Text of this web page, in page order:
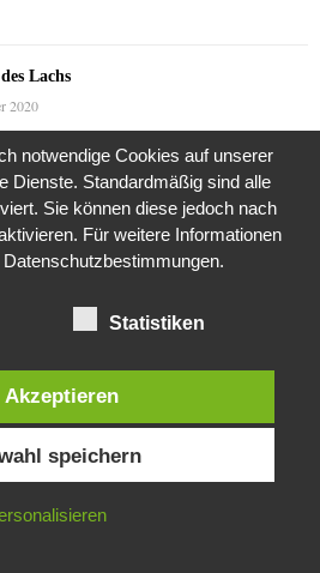
Lachs
2020
der Kubushäuser
das? -Mars „SOL 735“ Rover Curiosity
(1/8 Teil)
2019
Durch die weitere Nutzung dieser
von Cookies zu.
ORDNUNG
notwendige Cookies auf unserer
Dienste. Standardmäßig sind alle
Sie können diese jedoch nach
Für weitere Informationen
Statistiken
Akzeptieren
speichern